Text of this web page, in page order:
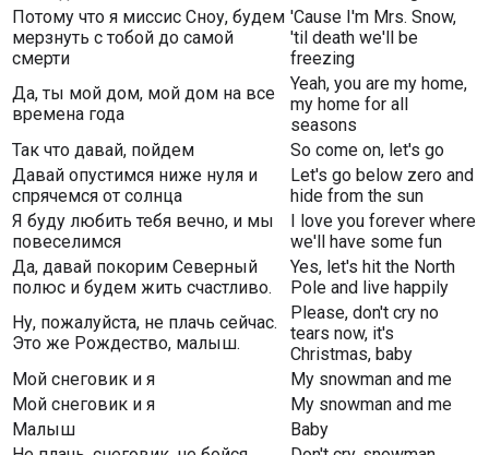
Потому что я миссис Сноу, будем
мерзнуть с тобой до самой
смерти
'Cause I'm Mrs. Snow,
'til death we'll be
freezing
Да, ты мой дом, мой дом на все
времена года
Yeah, you are my home,
my home for all
seasons
Так что давай, пойдем
So come on, let's go
Давай опустимся ниже нуля и
спрячемся от солнца
Let's go below zero and
hide from the sun
Я буду любить тебя вечно, и мы
повеселимся
I love you forever where
we'll have some fun
Да, давай покорим Северный
полюс и будем жить счастливо.
Yes, let's hit the North
Pole and live happily
Ну, пожалуйста, не плачь сейчас.
Это же Рождество, малыш.
Please, don't cry no
tears now, it's
Christmas, baby
Мой снеговик и я
My snowman and me
Мой снеговик и я
My snowman and me
Малыш
Baby